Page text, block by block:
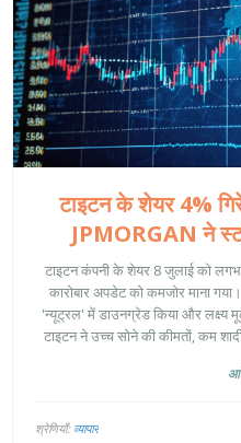
टाइटन के शेयर 4%
JPMORGAN ने
टाइटन कंपनी के शेयर 8 जुलाई को
कारोबार अपडेट को कमजोर माना
'न्यूट्रल' में डाउनग्रेड किया और लक्ष्य
टाइटन ने उच्च सोने की कीमतों, कम
श्रेणियाँ: व्यापार